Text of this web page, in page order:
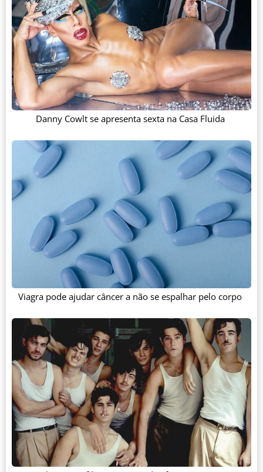
Danny Cowlt se apresenta sexta na Casa Fluida
Viagra pode ajudar câncer a não se espalhar pelo corpo